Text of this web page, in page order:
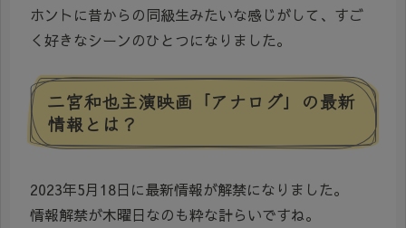
ホントに昔からの同級生みたいな感じがして、すご
く好きなシーンのひとつになりました。
二宮和也主演映画「アナログ」の最新
情報とは？
2023年5月18日に最新情報が解禁になりました。
情報解禁が木曜日なのも粋な計らいですね。